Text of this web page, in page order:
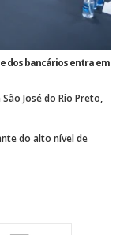
dos bancários entra em
José do Rio Preto,
do alto nível de